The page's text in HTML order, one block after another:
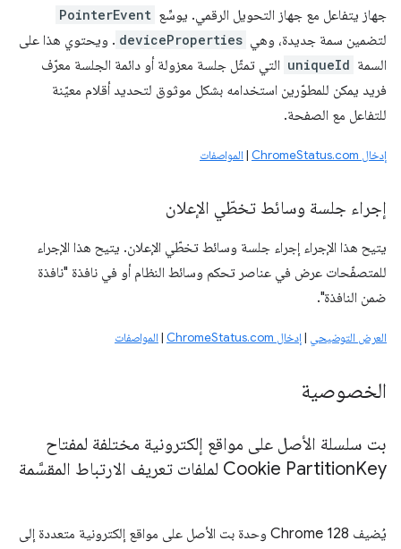
جهاز يتفاعل مع جهاز التحويل الرقمي. يوسِّع PointerEvent
لتضمين سمة جديدة، وهي deviceProperties . ويحتوي هذا على
السمة uniqueId التي تمثّل جلسة معزولة أو دائمة الجلسة معرّف
فريد يمكن للمطوّرين استخدامه بشكل موثوق لتحديد أقلام معيّنة
للتفاعل مع الصفحة.
إدخال ChromeStatus.com |المواصفات
إجراء جلسة وسائط تخطّي الإعلان
يتيح هذا الإجراء إجراء جلسة وسائط تخطّي الإعلان. يتيح هذا الإجراء
للمتصفّحات عرض في عناصر تحكم وسائط النظام أو في نافذة "نافذة
ضمن النافذة".
العرض التوضيحي |إدخال ChromeStatus.com |المواصفات
الخصوصية
بت سلسلة الأصل على مواقع إلكترونية مختلفة لمفتاح
Cookie PartitionKey لملفات تعريف الارتباط المقسَّمة
يُضيف Chrome 128 وحدة بت الأصل على مواقع إلكترونية متعددة إلى